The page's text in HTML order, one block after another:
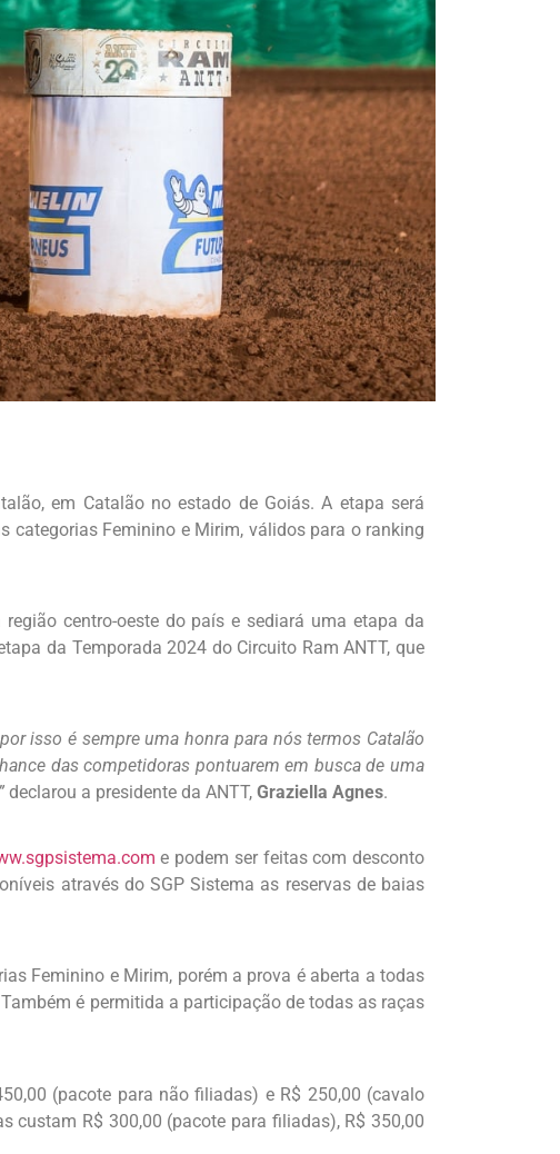
em Catalão no estado de Goiás. A etapa será
categorias Feminino e Mirim, válidos para o ranking
centro-oeste do país e sediará uma etapa da
da Temporada 2024 do Circuito Ram ANTT, que
isso é sempre uma honra para nós termos Catalão
das competidoras pontuarem em busca de uma
declarou a presidente da ANTT, Graziella Agnes.
e podem ser feitas com desconto
através do SGP Sistema as reservas de baias
Feminino e Mirim, porém a prova é aberta a todas
é permitida a participação de todas as raças
(pacote para não filiadas) e R$ 250,00 (cavalo
custam R$ 300,00 (pacote para filiadas), R$ 350,00